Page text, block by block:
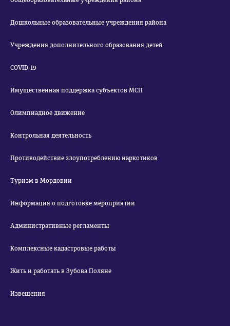
Дошкольные образовательные учреждения района
Учреждения дополнительного образования детей
COVID-19
Имущественная поддержка субъектов МСП
Олимпиадное движение
Контрольная деятельность
Противодействие злоупотреблению наркотиков
Туризм в Мордовии
Информация о подготовке мероприятии
Административные регламенты
Комплексные кадастровые работы
Жить и работать в Зубова Поляне
Извещения